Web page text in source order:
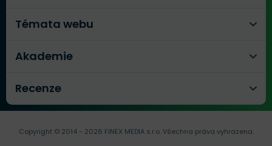
Témata webu
Akademie
Recenze
Copyright © 2014 - 2026 FINEX MEDIA s.r.o.Všechna práva vyhrazena.